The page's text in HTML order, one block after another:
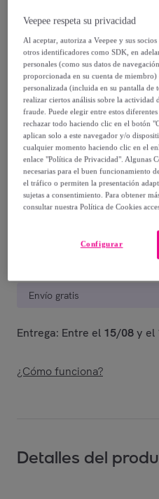
Modelo: Set de 4
acolchada y patas
199,99 €
499,20 €
-59%
Vendido porPONDECOR
Último
Envío gratis
Entrega: Entre el 15/08y el
¿Cómo funciona?
Detalles del
Veepee respeta su privacidad
Al aceptar, autoriza a Veepee y sus
otros identificadores como SDK, en
personales (como sus datos de
proporcionada en su cuenta de
personalizada (incluida en su pantalla de
realizar ciertos análisis sobre la actividad
fraude. Puede elegir entre estos
rechazar todo haciendo clic en el botón
aplican solo a este navegador y/o
cualquier momento haciendo clic en el
enlace "Política de Privacidad". Algunas
necesarias para el buen funcionamiento
el tráfico o permiten la presentación
sujetas a consentimiento. Para obtener
consultar nuestra Política de Cookies
Configurar